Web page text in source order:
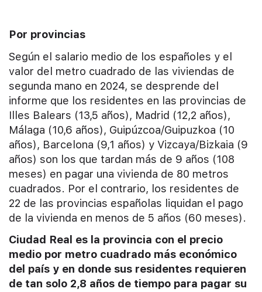
Por provincias
Según el salario medio de los españoles y el
valor del metro cuadrado de las viviendas de
segunda mano en 2024, se desprende del
informe que los residentes en las provincias de
Illes Balears (13,5 años), Madrid (12,2 años),
Málaga (10,6 años), Guipúzcoa/Guipuzkoa (10
años), Barcelona (9,1 años) y Vizcaya/Bizkaia (9
años) son los que tardan más de 9 años (108
meses) en pagar una vivienda de 80 metros
cuadrados. Por el contrario, los residentes de
22 de las provincias españolas liquidan el pago
de la vivienda en menos de 5 años (60 meses).
Ciudad Real es la provincia con el precio
medio por metro cuadrado más económico
del país y en donde sus residentes requieren
de tan solo 2,8 años de tiempo para pagar su